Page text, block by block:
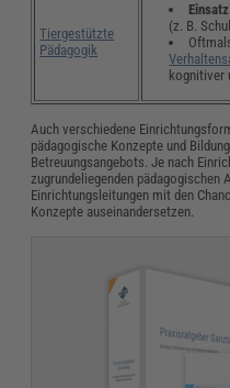
Tiergestützte
Pädagogik
(z. B.
kognitiver
Auch verschiedene
pädagogische Konzepte und
Betreuungsangebots. Je nach
zugrundeliegenden
Einrichtungsleitungen mit den
Konzepte auseinandersetzen.